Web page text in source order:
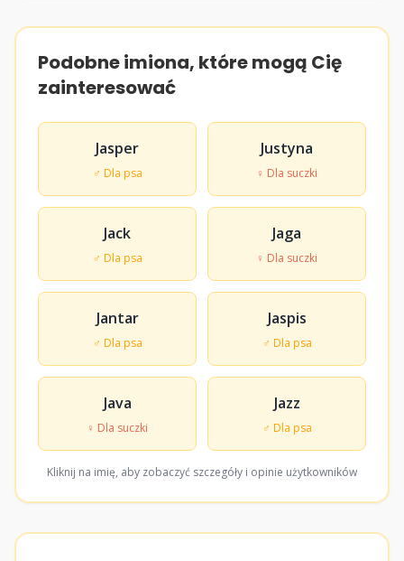
Podobne imiona, które mogą Cię
zainteresować
Jasper
♂ Dla psa
Justyna
♀ Dla suczki
Jack
♂ Dla psa
Jaga
♀ Dla suczki
Jantar
♂ Dla psa
Jaspis
♂ Dla psa
Java
♀ Dla suczki
Jazz
♂ Dla psa
Kliknij na imię, aby zobaczyć szczegóły i opinie użytkowników